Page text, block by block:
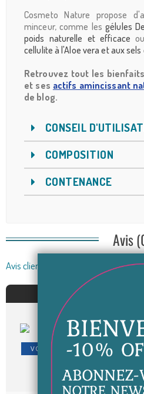
Cosmeto Nature propose
minceur, comme lesgélules
poids naturelle et efficace
cellulite à l'Aloe vera et aux sels
Retrouvez tout les
et ses actifs amincissant
de blog.
CONSEIL
COMPOSITION
CONTENANCE
Avis
Avis clients
AVIS À PROPOS
VOIR L'ATTESTATION